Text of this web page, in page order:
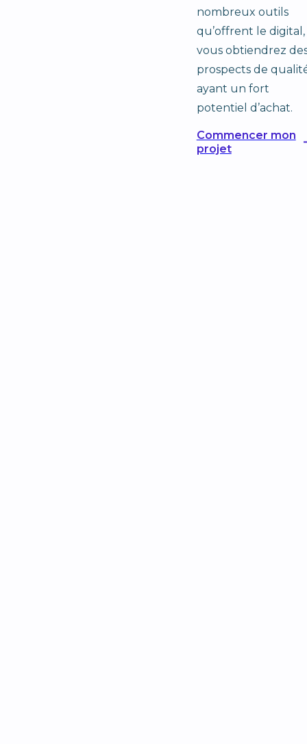
nombreux outils
qu’offrent le digital,
vous obtiendrez
prospects de
ayant un fort
potentiel d’achat.
Commencer mon
projet